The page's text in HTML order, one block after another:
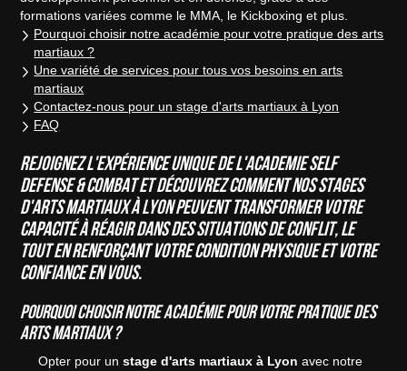
formations variées comme le MMA, le Kickboxing et plus.
Pourquoi choisir notre académie pour votre pratique des arts
martiaux ?
Une variété de services pour tous vos besoins en arts
martiaux
Contactez-nous pour un stage d'arts martiaux à Lyon
FAQ
Rejoignez l'expérience unique de l'ACADEMIE SELF
DEFENSE & COMBAT et découvrez comment nos stages
d'arts martiaux à Lyon peuvent transformer votre
capacité à réagir dans des situations de conflit, le
tout en renforçant votre condition physique et votre
confiance en vous.
Pourquoi choisir notre académie pour votre pratique des
arts martiaux ?
Opter pour unstage d'arts martiaux à Lyon avec notre